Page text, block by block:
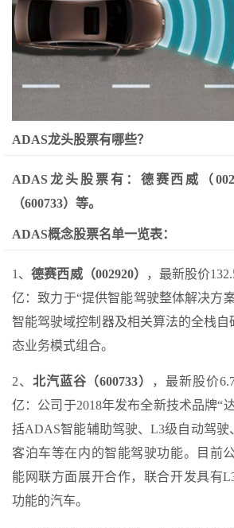
ADAS龙头股票有哪些？
ADAS龙头股票有：德赛西威（
（600733）等。
ADAS概念股票名单一览表：
1、德赛西威（002920）
，最新股价
亿：致力于“提供智能驾驶整体解决方
智能驾驶域控制器及相关算法的全栈
态业务模式组合。
2、 北汽蓝谷（600733）
，最新股价
亿：公司于2018年发布全新技术品牌“
括ADAS智能辅助驾驶、L3级自动驾驶
客泊车等在内的智能驾驶功能。目前
能网联方面展开合作，联合开发具有
功能的汽车。